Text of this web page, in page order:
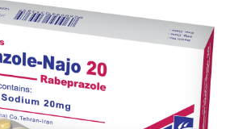
قرص گلی بن کلامید -
بزرگنمایی توضیحات